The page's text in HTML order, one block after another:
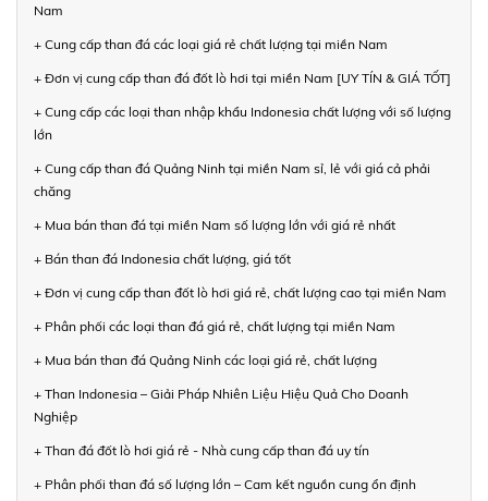
Nam
+ Cung cấp than đá các loại giá rẻ chất lượng tại miền Nam
+ Đơn vị cung cấp than đá đốt lò hơi tại miền Nam [UY TÍN & GIÁ TỐT]
+ Cung cấp các loại than nhập khẩu Indonesia chất lượng với số lượng
lớn
+ Cung cấp than đá Quảng Ninh tại miền Nam sỉ, lẻ với giá cả phải
chăng
+ Mua bán than đá tại miền Nam số lượng lớn với giá rẻ nhất
+ Bán than đá Indonesia chất lượng, giá tốt
+ Đơn vị cung cấp than đốt lò hơi giá rẻ, chất lượng cao tại miền Nam
+ Phân phối các loại than đá giá rẻ, chất lượng tại miền Nam
+ Mua bán than đá Quảng Ninh các loại giá rẻ, chất lượng
+ Than Indonesia – Giải Pháp Nhiên Liệu Hiệu Quả Cho Doanh
Nghiệp
+ Than đá đốt lò hơi giá rẻ - Nhà cung cấp than đá uy tín
+ Phân phối than đá số lượng lớn – Cam kết nguồn cung ổn định